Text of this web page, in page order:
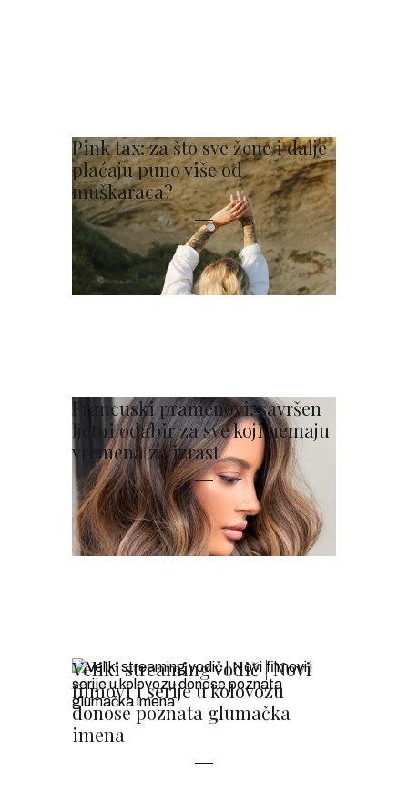
Pink tax: za što sve žene i dalje
plaćaju puno više od
muškaraca?
Francuski pramenovi: savršen
ljetni odabir za sve koji nemaju
vremena za izrast
Veliki streaming vodič | Novi
filmovi i serije u kolovozu
donose poznata glumačka
imena